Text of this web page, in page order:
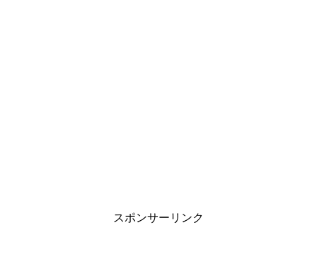
スポンサーリンク